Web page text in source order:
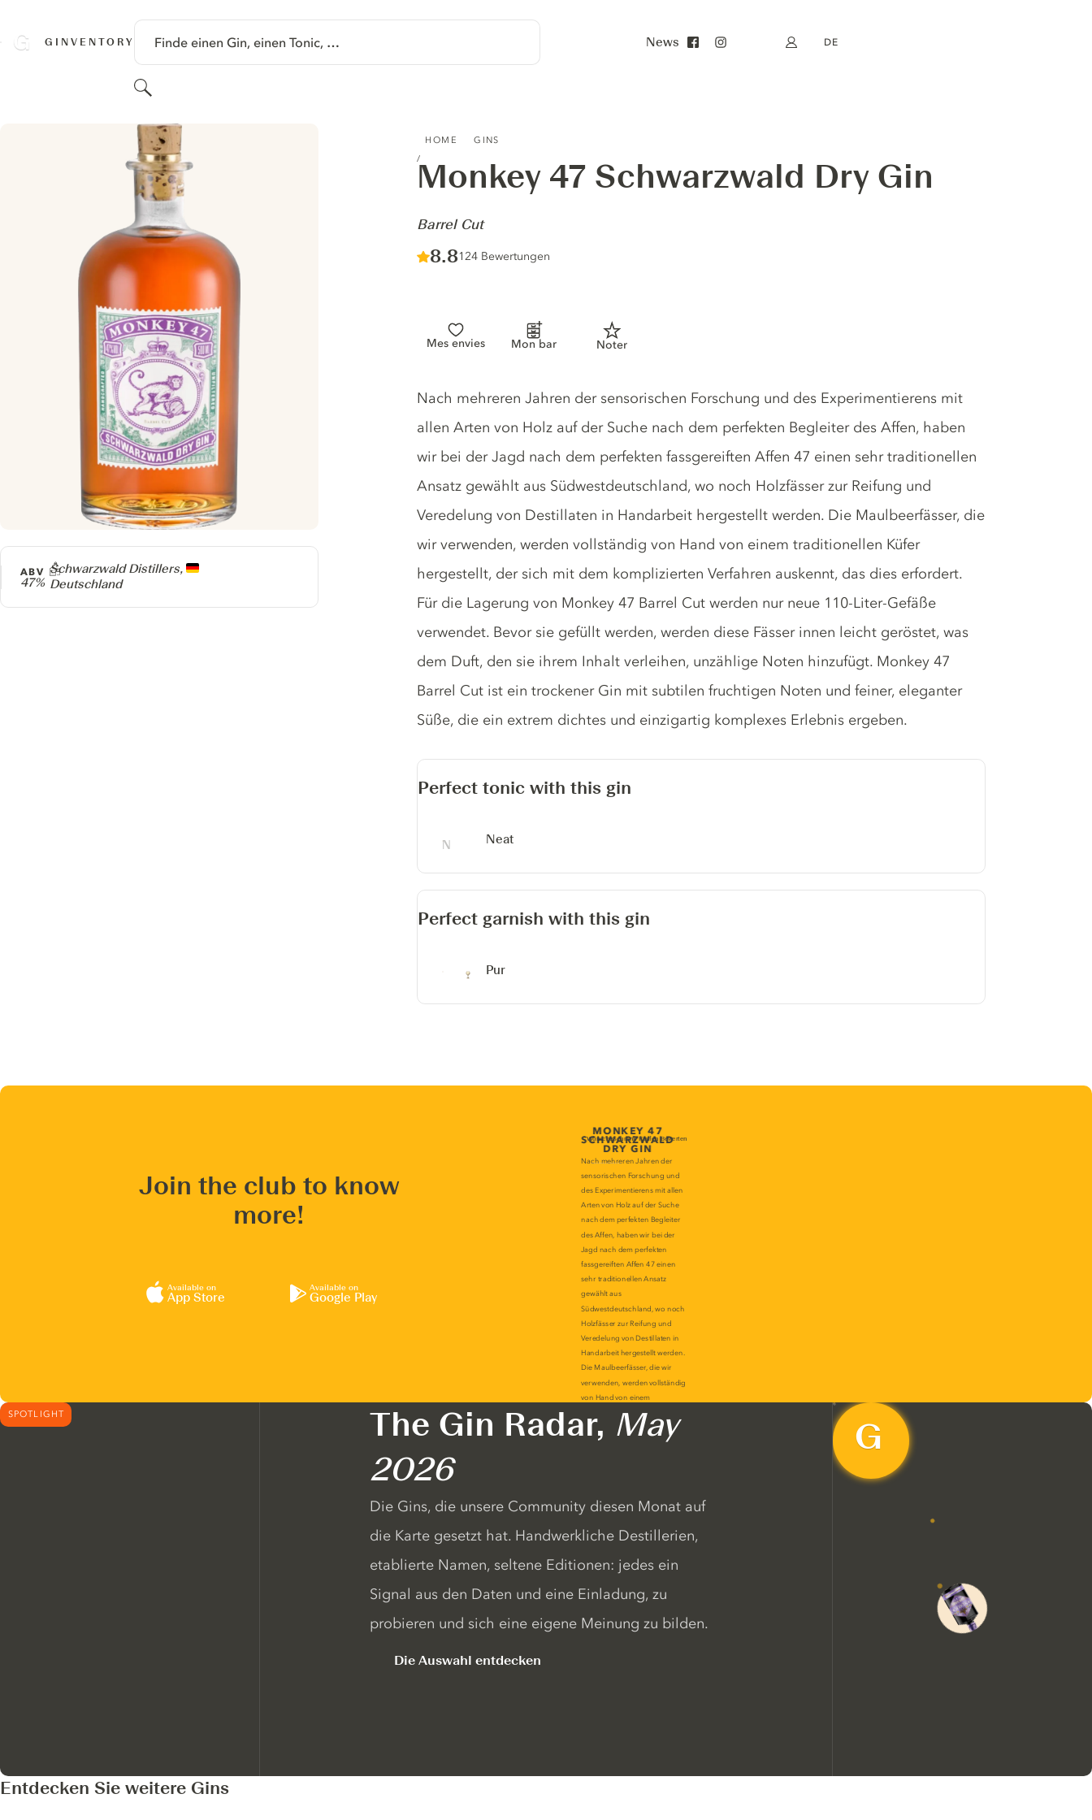
GINVENTORY Finde einen Gin, einen Tonic, …
Suchen
News Mein Konto
DE
HOME GINS
Monkey 47 Schwarzwald Dry Gin
-
Barrel Cut
Score :
8.8/ 10
124 Bewertungen
Mes envies Mon bar Noter
Producer
Schwarzwald Distillers,
Deutschland
ABV
47%
Gin description
Nach mehreren Jahren der sensorischen Forschung und des Experimentierens mit
allen Arten von Holz auf der Suche nach dem perfekten Begleiter des Affen, haben
wir bei der Jagd nach dem perfekten fassgereiften Affen 47 einen sehr traditionellen
Ansatz gewählt aus Südwestdeutschland, wo noch Holzfässer zur Reifung und
Veredelung von Destillaten in Handarbeit hergestellt werden. Die Maulbeerfässer, die
wir verwenden, werden vollständig von Hand von einem traditionellen Küfer
hergestellt, der sich mit dem komplizierten Verfahren auskennt, das dies erfordert.
Für die Lagerung von Monkey 47 Barrel Cut werden nur neue 110-Liter-Gefäße
verwendet. Bevor sie gefüllt werden, werden diese Fässer innen leicht geröstet, was
dem Duft, den sie ihrem Inhalt verleihen, unzählige Noten hinzufügt. Monkey 47
Barrel Cut ist ein trockener Gin mit subtilen fruchtigen Noten und feiner, eleganter
Süße, die ein extrem dichtes und einzigartig komplexes Erlebnis ergeben.
Perfect tonic with this gin
Neat
Perfect garnish with this gin
Pur
Join the club to know
more!
Available on
App Store
Available on
Google Play
SPOTLIGHT The Gin Radar, May
2026
Die Gins, die unsere Community diesen Monat auf
die Karte gesetzt hat. Handwerkliche Destillerien,
etablierte Namen, seltene Editionen: jedes ein
Signal aus den Daten und eine Einladung, zu
probieren und sich eine eigene Meinung zu bilden.
Die Auswahl entdecken
Entdecken Sie weitere Gins